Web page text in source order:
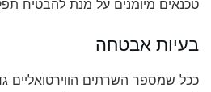
טכנאים מיומנים על מנת להבטיח
בעיות אבטחה
ככל שמספר השרתים הווירטואליים